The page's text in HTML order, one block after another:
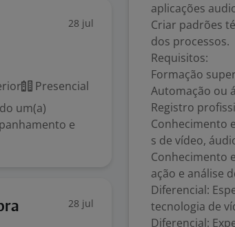
28 jul
Presencial
um(a)
e
28 jul
aplicações
Criar padrões
dos processos.
Requisitos:
Formação
Automação ou
Registro
Conhecimento
s de vídeo,
Conhecimento
ação e análise
Diferencial:
tecnologia de
Diferencial: